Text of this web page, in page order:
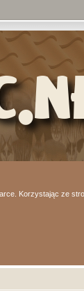
Korzystając ze